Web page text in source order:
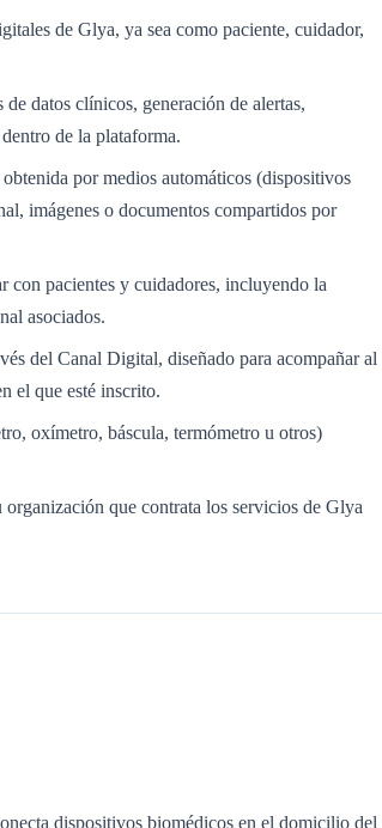
de Glya, ya sea como paciente, cuidador,
datos clínicos, generación de alertas,
de la plataforma.
por medios automáticos (dispositivos
imágenes o documentos compartidos por
pacientes y cuidadores, incluyendo la
asociados.
del Canal Digital, diseñado para acompañar al
el que esté inscrito.
oxímetro, báscula, termómetro u otros)
organización que contrata los servicios de Glya
dispositivos biomédicos en el domicilio del